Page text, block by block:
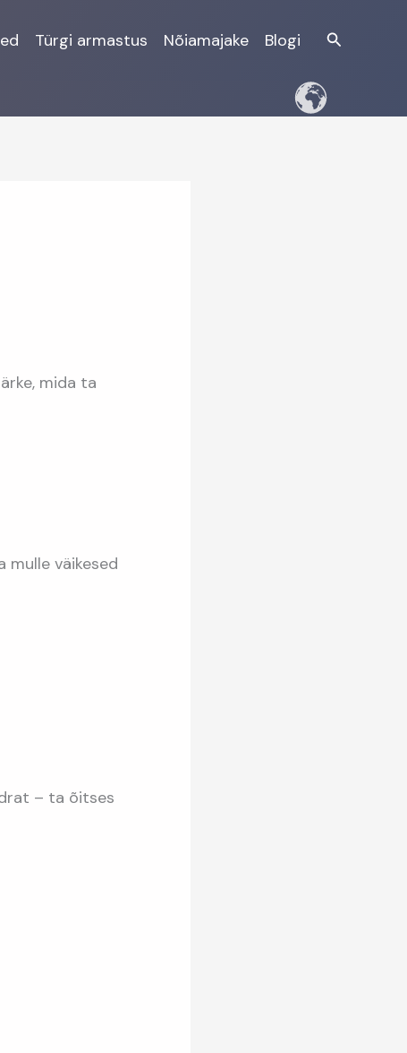
Türgi armastus Nõiamajake Blogi Otsi
mida ta
mulle väikesed
– ta õitses